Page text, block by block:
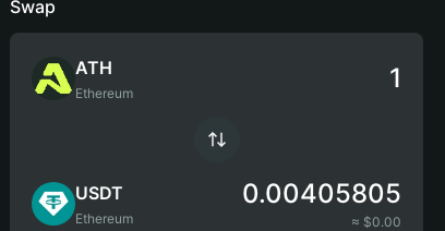
Swap
ATH
Ethereum
USDT
Ethereum
0.00405805
≈ $0.00